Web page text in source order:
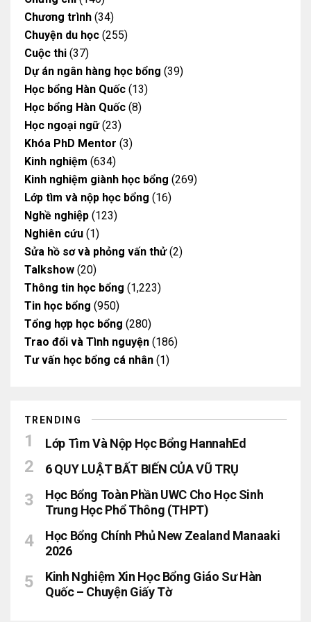
Chương trình (34)
Chuyện du học (255)
Cuộc thi (37)
Dự án ngân hàng học bổng (39)
Học bổng Hàn Quốc (13)
Học bổng Hàn Quốc (8)
Học ngoại ngữ(23)
Khóa PhD Mentor (3)
Kinh nghiệm (634)
Kinh nghiệm giành học bổng (269)
Lớp tìm và nộp học bổng (16)
Nghề nghiệp (123)
Nghiên cứu (1)
Sửa hồ sơ và phỏng vấn thử(2)
Talkshow (20)
Thông tin học bổng (1,223)
Tin học bổng (950)
Tổng hợp học bổng (280)
Trao đổi và Tình nguyện (186)
Tư vấn học bổng cá nhân (1)
TRENDING
Lớp Tìm Và Nộp Học Bổng HannahEd
6 QUY LUẬT BẤT BIẾN CỦA VŨ TRỤ
Học Bổng Toàn Phần UWC Cho Học Sinh
Trung Học Phổ Thông (THPT)
Học Bổng Chính Phủ New Zealand Manaaki
2026
Kinh Nghiệm Xin Học Bổng Giáo Sư Hàn
Quốc – Chuyện Giấy Tờ